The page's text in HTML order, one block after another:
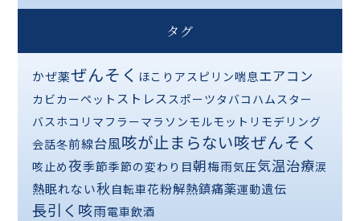
タグ
かぜ薬ぜんそく ほこり アスピリン喘息エアコン
カビカーペット ストレス スポーツタバコ ハムスター
バス ホコリ マフラーマラソンモルモット リモデリング
会話冬前線台風咳が止まらない咳ぜんそく
咳止め夜季節季節の変わり目朝梅雨気圧気温治療涙
熱眠れない秋 自転車花粉解熱鎮痛薬運動遺伝
長引く咳雨電車飲酒